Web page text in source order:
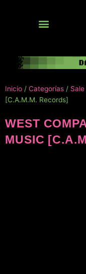
Inicio / Categorías / Sale
[C.A.M.M. Records]
WEST
MUSIC